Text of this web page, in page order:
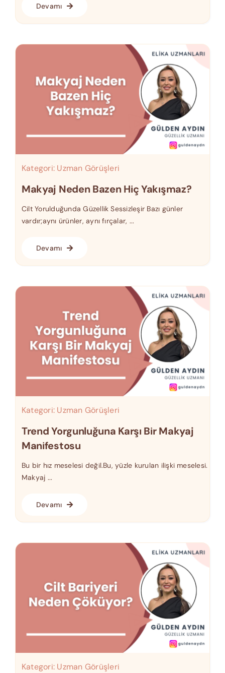
Devamı
Kategori: Uzman Görüşleri
Makyaj Neden Bazen Hiç Yakışmaz?
Cilt Yorulduğunda Güzellik Sessizleşir Bazı günler
vardır;aynı ürünler, aynı fırçalar, ...
Devamı
Kategori: Uzman Görüşleri
Trend Yorgunluğuna Karşı Bir Makyaj
Manifestosu
Bu bir hız meselesi değil.Bu, yüzle kurulan ilişki meselesi.
Makyaj ...
Devamı
Kategori: Uzman Görüşleri